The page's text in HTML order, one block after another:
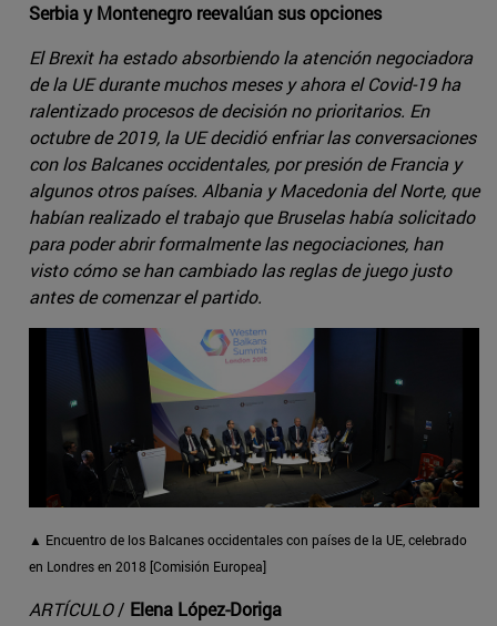
Serbia y Montenegro reevalúan sus opciones
El Brexit ha estado absorbiendo la atención negociadora
de la UE durante muchos meses y ahora el Covid-19 ha
ralentizado procesos de decisión no prioritarios. En
octubre de 2019, la UE decidió enfriar las conversaciones
con los Balcanes occidentales, por presión de Francia y
algunos otros países. Albania y Macedonia del Norte, que
habían realizado el trabajo que Bruselas había solicitado
para poder abrir formalmente las negociaciones, han
visto cómo se han cambiado las reglas de juego justo
antes de comenzar el partido.
▲ Encuentro de los Balcanes occidentales con países de la UE, celebrado
en Londres en 2018 [Comisión Europea]
ARTÍCULO/ Elena López-Doriga